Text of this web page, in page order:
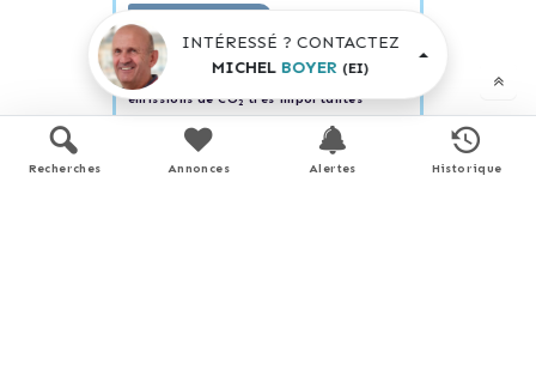
E
F
G
émissions de CO2très importantes
INTÉRESSÉ ? CONTACTEZ
MICHEL BOYER (EI)
Recherches Annonces Alertes Historique